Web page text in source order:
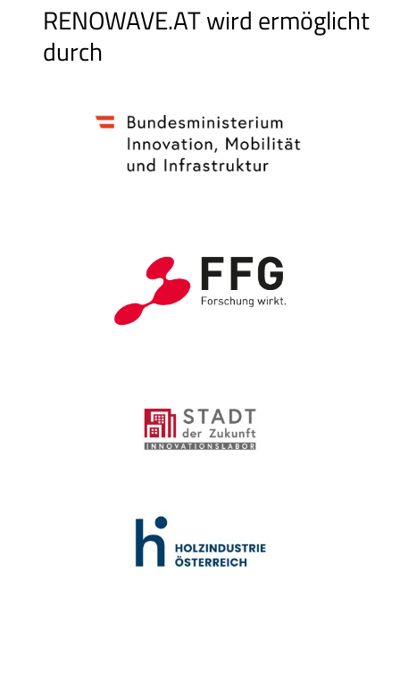
RENOWAVE.AT wird ermöglicht
durch